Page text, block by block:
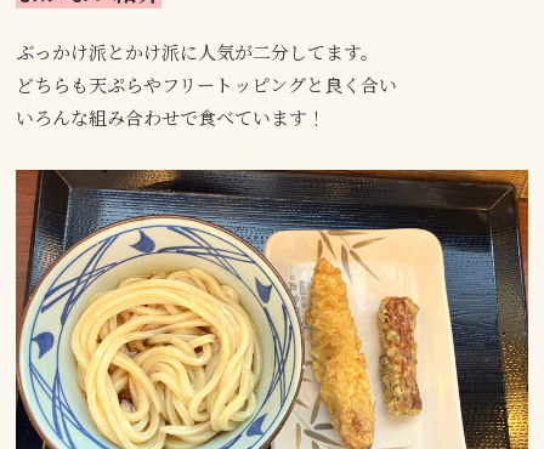
ぶっかけ派とかけ派に人気が二分してます。
どちらも天ぷらやフリートッピングと良く合い
いろんな組み合わせで食べています！